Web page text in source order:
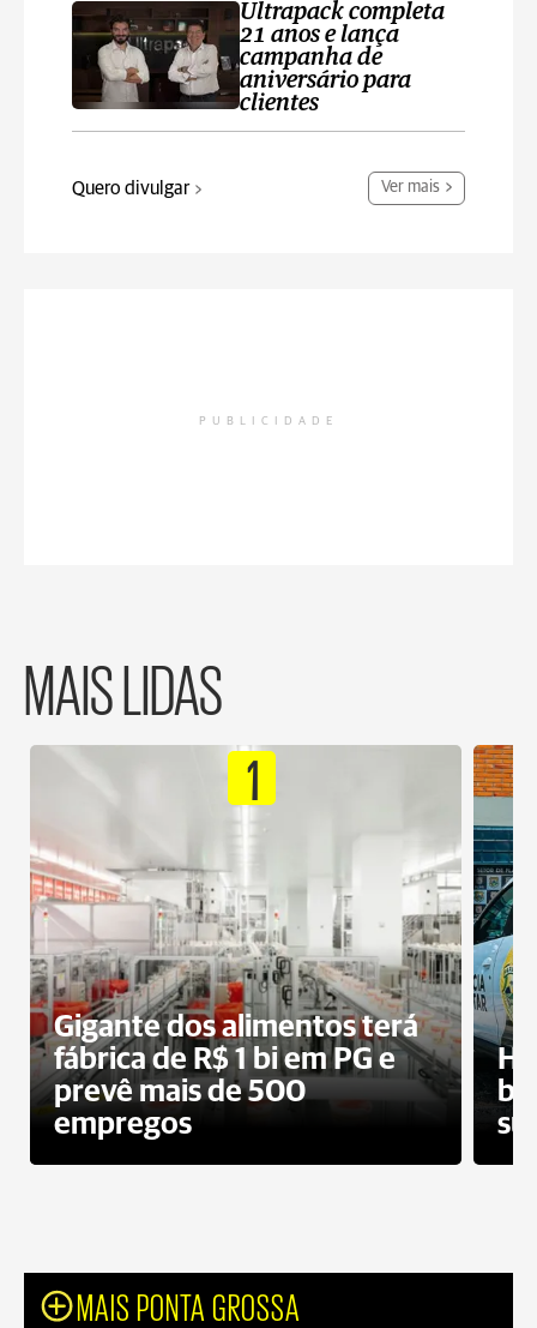
Ultrapack completa
21 anos e lança
campanha de
aniversário para
clientes
Quero divulgar Ver mais
PUBLICIDADE
MAIS LIDAS
1
Gigante dos alimentos terá
fábrica de R$ 1 bi em PG e
prevê mais de 500
empregos
MAIS PONTA GROSSA